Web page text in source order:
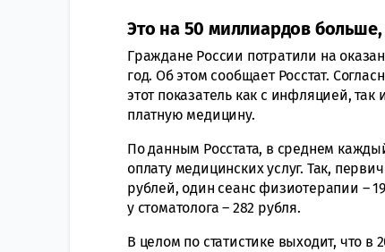
Это на 50 миллиардов
Граждане России потратили на
год. Об этом сообщает Росстат.
этот показатель как с инфляцией,
платную медицину.
По данным Росстата, в среднем
оплату медицинских услуг. Так,
рублей, один сеанс физиотерапии –
у стоматолога – 282 рубля.
В целом по статистике выходит, что в